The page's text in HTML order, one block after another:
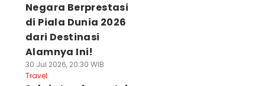
Negara Berprestasi
di Piala Dunia 2026
dari Destinasi
Alamnya Ini!
30 Jul 2026, 20:30 WIB
Travel